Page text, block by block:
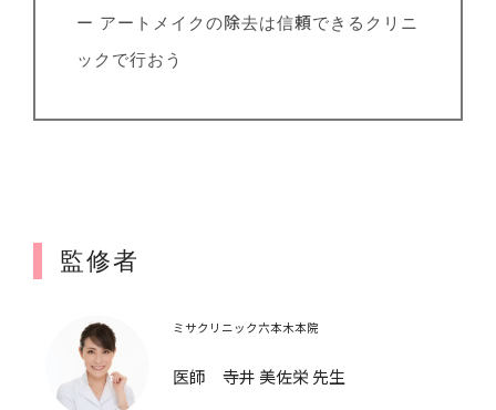
ー アートメイクの除去は信頼できるクリニ
ックで行おう
監修者
ミサクリニック六本木本院
医師 寺井 美佐栄 先生